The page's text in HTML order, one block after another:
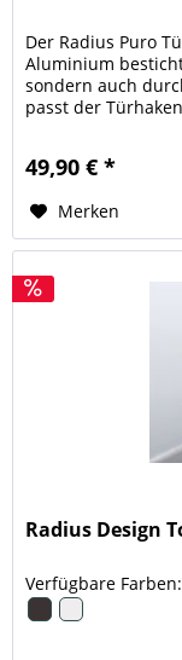
Der Radius Puro
Aluminium
sondern auch
passt der
49,90 € *
Merken
Radius Design
Verfügbare Farben: